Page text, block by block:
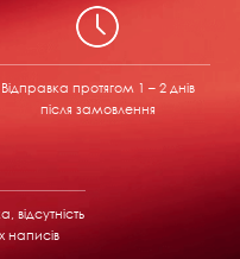
Відправка протягом 1 – 2 днів
після замовлення
відсутність